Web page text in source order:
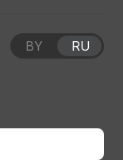
BY RU